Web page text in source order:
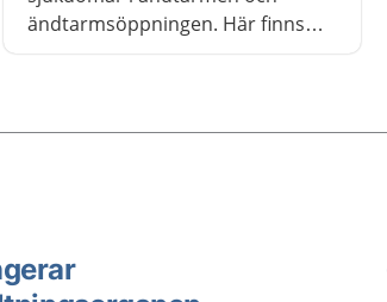
ändtarmsöppningen. Här finns